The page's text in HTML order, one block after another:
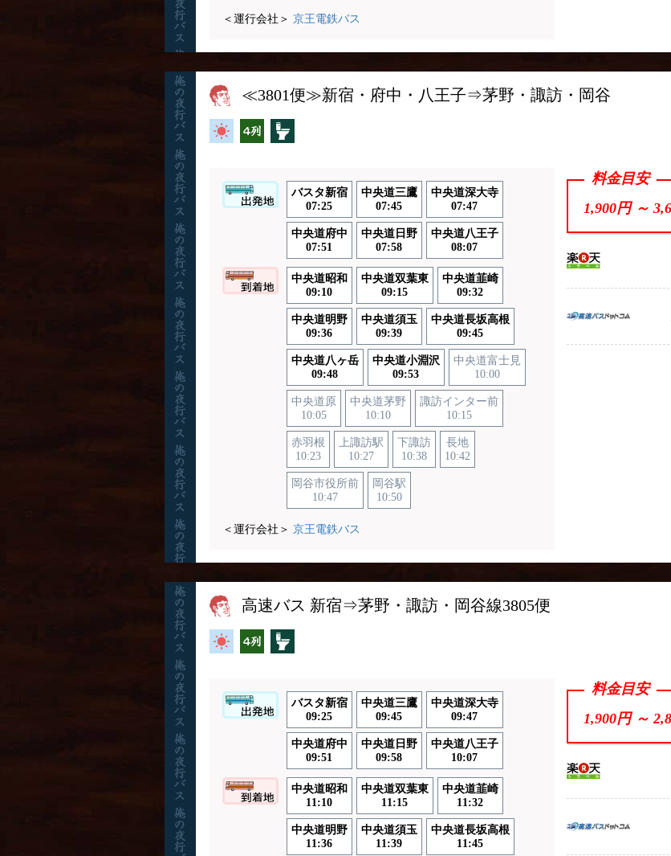
＜運行会社＞ 京王電鉄バス
≪3801便≫新宿・府中・八王子⇒茅野・諏訪・岡谷
高速バス横4列
バスタ新宿
07:25
中央道三鷹
07:45
中央道深大寺
07:47
中央道府中
07:51
中央道日野
07:58
中央道八王子
08:07
中央道昭和
09:10
中央道双葉東
09:15
中央道韮崎
09:32
中央道明野
09:36
中央道須玉
09:39
中央道長坂高根
09:45
中央道八ヶ岳
09:48
中央道小淵沢
09:53
中央道富士見
10:00
中央道原
10:05
中央道茅野
10:10
諏訪インター前
10:15
赤羽根
10:23
上諏訪駅
10:27
下諏訪
10:38
長地
10:42
岡谷市役所前
10:47
岡谷駅
10:50
＜運行会社＞ 京王電鉄バス
料金目安
1,900円 ～
高速バス 新宿⇒茅野・諏訪・岡谷線3805便
高速バス横4列
バスタ新宿
09:25
中央道三鷹
09:45
中央道深大寺
09:47
中央道府中
09:51
中央道日野
09:58
中央道八王子
10:07
中央道昭和
11:10
中央道双葉東
11:15
中央道韮崎
11:32
中央道明野
11:36
中央道須玉
11:39
中央道長坂高根
11:45
料金目安
1,900円 ～